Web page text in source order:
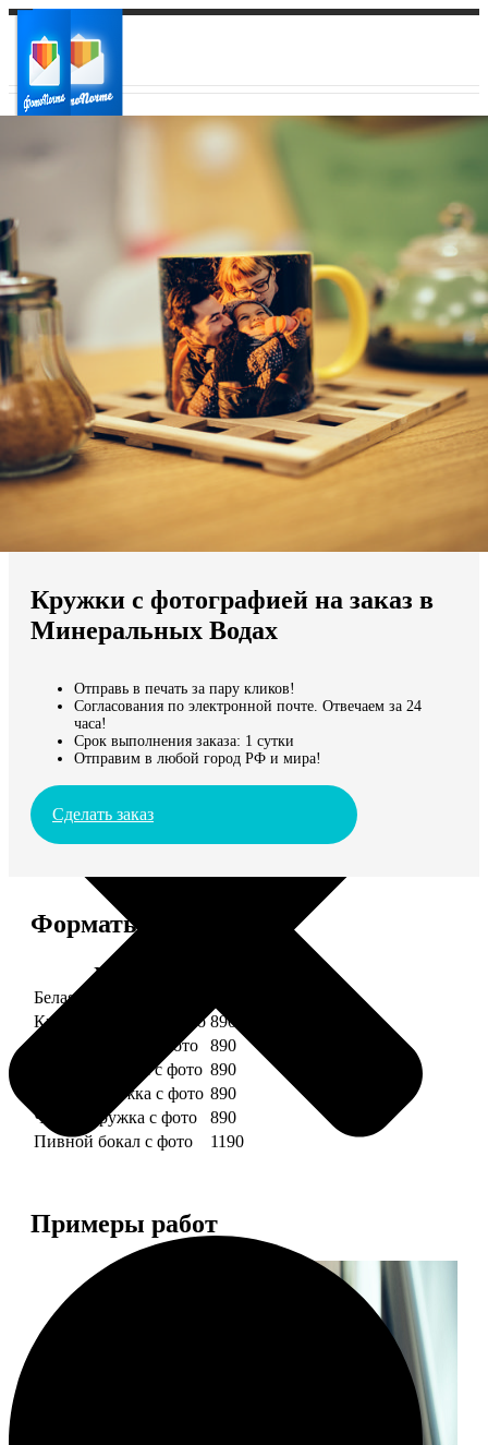
Ваш регион доставки
Выберите из списка:
Мы доставляем по всему миру
Продолжить без города
Кружки с фотографией на заказ в
Минеральных Водах
Отправь в печать за пару кликов!
Согласования по электронной почте. Отвечаем за 24
часа!
Срок выполнения заказа: 1 сутки
Отправим в любой город РФ и мира!
Сделать заказ
Форматы и цены
Услуга
Белая кружка с фото
Красная кружка с фото 890
Желтая кружка с фото
890
Зеленая кружка с фото 890
Голубая кружка с фото 890
Черная кружка с фото
890
Пивной бокал с фото
1190
Примеры работ